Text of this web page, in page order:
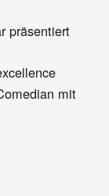
präsentiert
mit